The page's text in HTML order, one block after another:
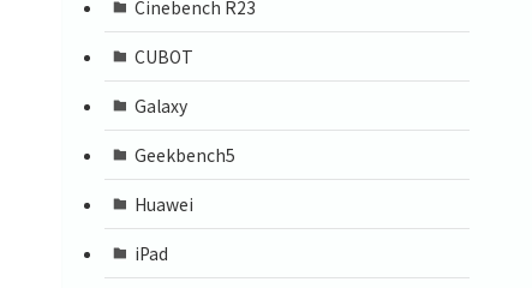
Cinebench R23
CUBOT
Galaxy
Geekbench5
Huawei
iPad